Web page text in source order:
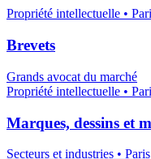
Propriété intellectuelle •
Brevets
Grands avocat du marché
Propriété intellectuelle •
Marques, dessins et
Secteurs et industries • Paris